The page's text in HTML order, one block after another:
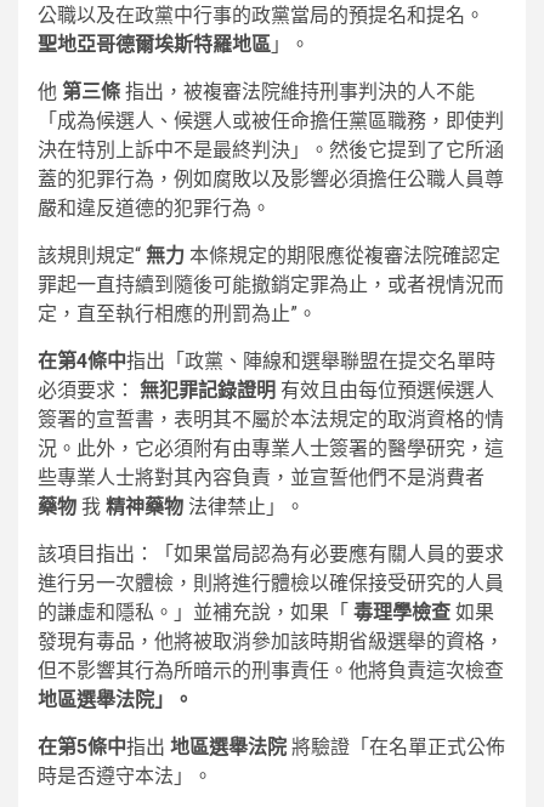
公職以及在政黨中行事的政黨當局的預提名和提名。
聖地亞哥德爾埃斯特羅地區 」。
他 第三條 指出，被複審法院維持刑事判決的人不能
「成為候選人、候選人或被任命擔任黨區職務，即使判
決在特別上訴中不是最終判決」。然後它提到了它所涵
蓋的犯罪行為，例如腐敗以及影響必須擔任公職人員尊
嚴和違反道德的犯罪行為。
該規則規定“ 無力 本條規定的期限應從複審法院確認定
罪起一直持續到隨後可能撤銷定罪為止，或者視情況而
定，直至執行相應的刑罰為止”。
在第4條中指出「政黨、陣線和選舉聯盟在提交名單時
必須要求： 無犯罪記錄證明 有效且由每位預選候選人
簽署的宣誓書，表明其不屬於本法規定的取消資格的情
況。此外，它必須附有由專業人士簽署的醫學研究，這
些專業人士將對其內容負責，並宣誓他們不是消費者
藥物 我 精神藥物 法律禁止」。
該項目指出：「如果當局認為有必要應有關人員的要求
進行另一次體檢，則將進行體檢以確保接受研究的人員
的謙虛和隱私。」並補充說，如果「 毒理學檢查 如果
發現有毒品，他將被取消參加該時期省級選舉的資格，
但不影響其行為所暗示的刑事責任。他將負責這次檢查
地區選舉法院」。
在第5條中指出 地區選舉法院 將驗證「在名單正式公佈
時是否遵守本法」。